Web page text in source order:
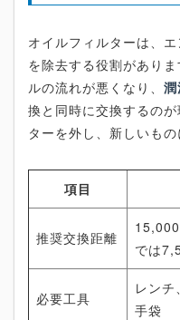
オイルフィルターは、
を除去する役割があり
ルの流れが悪くなり、
換と同時に交換するの
ターを外し、新しいもの
項目
推奨交換距離
では
必要工具
レン
手袋